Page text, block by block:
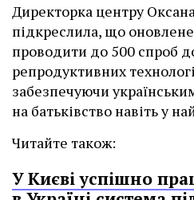
Директорка центру
підкреслила, що
проводити до 500 спроб
репродуктивних
забезпечуючи
на батьківство навіть у
Читайте також:
У Києві успішно